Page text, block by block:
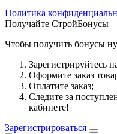
Политика
Получайте СтройБонусы
Чтобы получить бонусы
Зарегистрируйтесь
Оформите заказ
Оплатите заказ;
Следите за
кабинете!
Зарегистрироваться